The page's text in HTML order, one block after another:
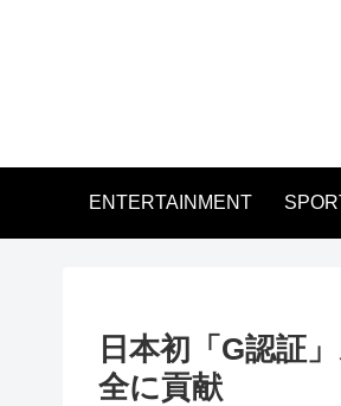
ENTERTAINMENT
日本初「G認証
全に貢献